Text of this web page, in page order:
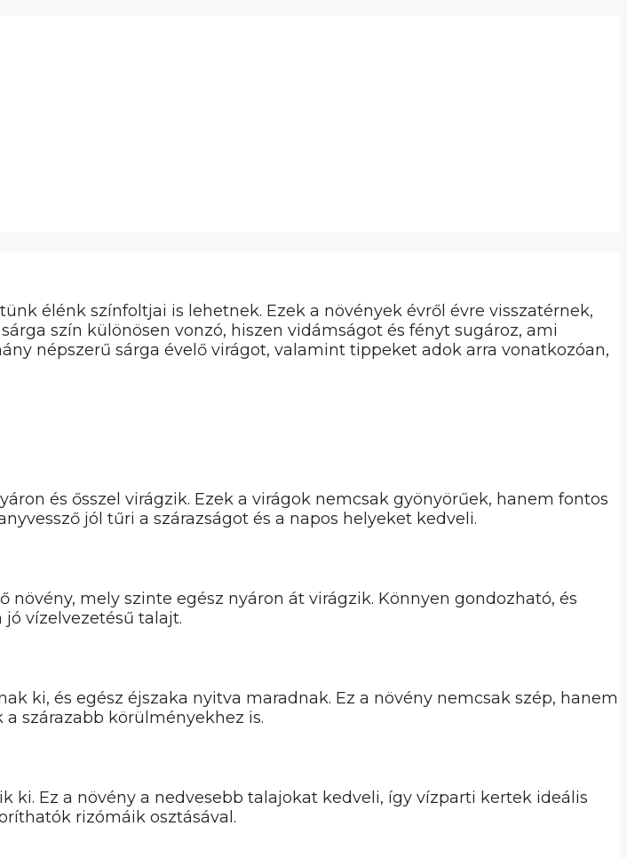
élénk színfoltjai is lehetnek. Ezek a növények évről évre visszatérnek,
szín különösen vonzó, hiszen vidámságot és fényt sugároz, ami
népszerű sárga évelő virágot, valamint tippeket adok arra vonatkozóan,
és ősszel virágzik. Ezek a virágok nemcsak gyönyörűek, hanem fontos
jól tűri a szárazságot és a napos helyeket kedveli.
mely szinte egész nyáron át virágzik. Könnyen gondozható, és
vízelvezetésű talajt.
ki, és egész éjszaka nyitva maradnak. Ez a növény nemcsak szép, hanem
szárazabb körülményekhez is.
ki. Ez a növény a nedvesebb talajokat kedveli, így vízparti kertek ideális
rizómáik osztásával.